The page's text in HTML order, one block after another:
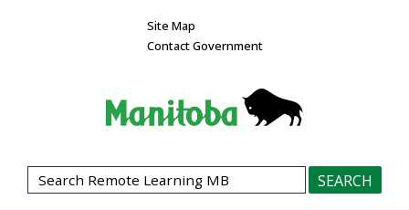
Site Map
Contact Government